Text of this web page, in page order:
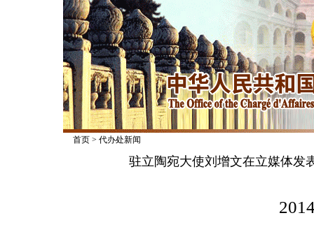
首页> 代办处新闻
驻立陶宛大使刘增文在立媒体发